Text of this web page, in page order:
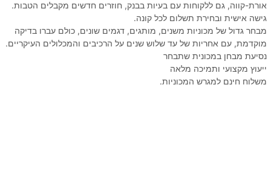
אורת-קווה, גם ללקוחות עם בעיות בבנק, חוזרים חדשים מקבלים הטבות.
גישה אישית ובחירת תשלום לכל קונה.
מבחר גדול של מכוניות משנים, מותגים, דגמים שונים, כולם עברו בדיקה
מוקדמת, עם אחריות של עד שלוש שנים על הרכיבים והמכלולים העיקריים.
נסיעת מבחן במכונית שתבחר
ייעוץ מקצועי ותמיכה מלאה
משלוח חינם למגרש המכוניות.